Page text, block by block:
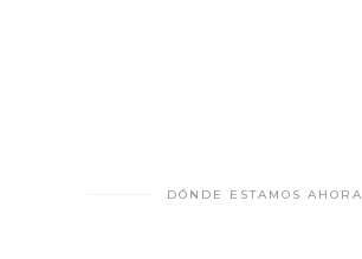
DÓNDE ESTAMOS AHORA